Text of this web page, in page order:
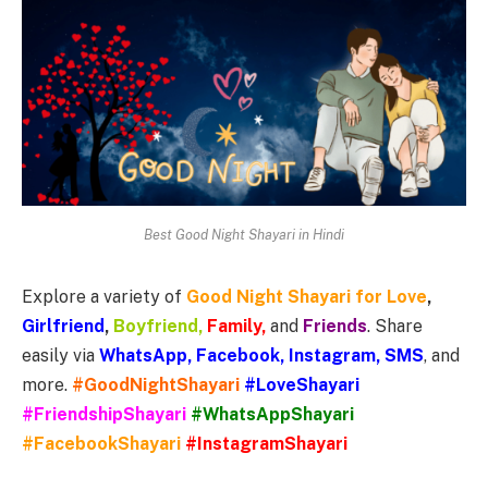
Best Good Night Shayari in Hindi
Explore a variety of Good Night Shayari for Love,
Girlfriend, Boyfriend, Family, and Friends. Share
easily via WhatsApp, Facebook, Instagram, SMS, and
more. #GoodNightShayari #LoveShayari
#FriendshipShayari #WhatsAppShayari
#FacebookShayari #InstagramShayari